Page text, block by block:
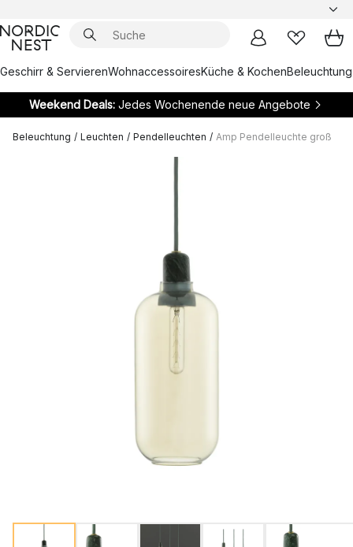
Geschirr & ServierenWohnaccessoiresKüche & KochenBeleuchtung
Weekend Deals:Jedes Wochenende neue Angebote
Beleuchtung / Leuchten / Pendelleuchten / Amp Pendelleuchte groß